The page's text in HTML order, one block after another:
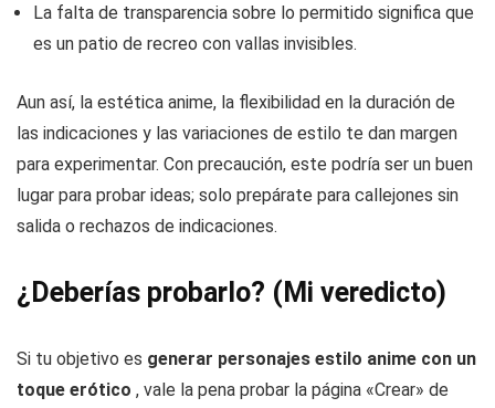
La falta de transparencia sobre lo permitido significa que
es un patio de recreo con vallas invisibles.
Aun así, la estética anime, la flexibilidad en la duración de
las indicaciones y las variaciones de estilo te dan margen
para experimentar. Con precaución, este podría ser un buen
lugar para probar ideas; solo prepárate para callejones sin
salida o rechazos de indicaciones.
¿Deberías probarlo? (Mi veredicto)
Si tu objetivo es generar personajes estilo anime con un
toque erótico , vale la pena probar la página «Crear» de